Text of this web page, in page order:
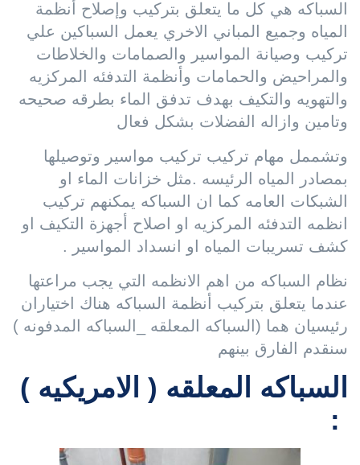
السباكه هي كل ما يتعلق بتركيب وإصلاح أنظمة
المياه وجميع المباني الاخري يعمل السباكين علي
تركيب وصيانة المواسير والصمامات والخلاطات
والمراحيض والحمامات وأنظمة التدفئه المركزيه
والتهويه والتكيف بهدف تدفق الماء بطرقه صحيحه
وتامين وازاله الفضلات بشكل فعال
وتشممل مهام تركيب تركيب مواسير وتوصيلها
بمصادر المياه الرئيسه .مثل خزانات الماء او
الشبكات العامه كما ان السباكه يمكنهم تركيب
انظمه التدفئه المركزيه او اصلاح أجهزة التكيف او
كشف تسريبات المياه او انسداد المواسير .
نظام السباكه من اهم الانظمه التي يجب مراعتها
عندما يتعلق بتركيب أنظمة السباكه هناك اختياران
رئيسيان هما (السباكه المعلقه _السباكه المدفونه )
سنقدم الفارق بينهم
السباكه المعلقه ( الامريكيه )
: